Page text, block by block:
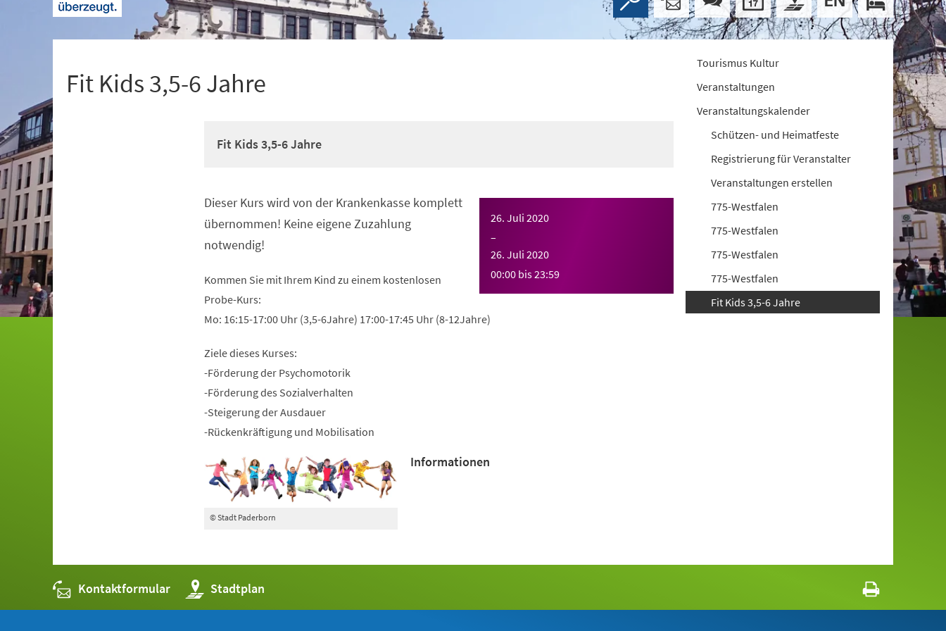
Fit Kids 3,5-6 Jahre
Fit Kids 3,5-6 Jahre
26. Juli 2020
–
26. Juli 2020
00:00 bis23:59
Dieser Kurs wird von der Krankenkasse komplett
übernommen! Keine eigene Zuzahlung
notwendig!
Kommen Sie mit Ihrem Kind zu einem kostenlosen
Probe-Kurs:
Mo: 16:15-17:00 Uhr (3,5-6Jahre) 17:00-17:45 Uhr (8-12Jahre)
Ziele dieses Kurses:
-Förderung der Psychomotorik
-Förderung des Sozialverhalten
-Steigerung der Ausdauer
-Rückenkräftigung und Mobilisation
© Stadt Paderborn
Informationen
Tourismus Kultur
Veranstaltungen
Veranstaltungskalender
Schützen- und Heimatfeste
Registrierung für Veranstalter
Veranstaltungen erstellen
775-Westfalen
775-Westfalen
775-Westfalen
775-Westfalen
Fit Kids 3,5-6 Jahre
Kontaktformular Stadtplan
(Öffnet
in
einem